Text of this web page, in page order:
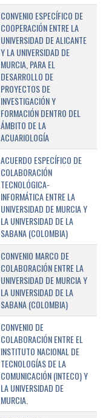
CONVENIO ESPECÍFICO DE
COOPERACIÓN ENTRE LA
UNIVERSIDAD DE ALICANTE
Y LA UNIVERSIDAD DE
MURCIA, PARA EL
DESARROLLO DE
PROYECTOS DE
INVESTIGACIÓN Y
FORMACIÓN DENTRO DEL
ÁMBITO DE LA
ACUARIOLOGÍA
ACUERDO ESPECÍFICO DE
COLABORACIÓN
TECNOLÓGICA-
INFORMÁTICA ENTRE LA
UNIVERSIDAD DE MURCIA Y
LA UNIVERSIDAD DE LA
SABANA (COLOMBIA)
CONVENIO MARCO DE
COLABORACIÓN ENTRE LA
UNIVERSIDAD DE MURCIA Y
LA UNIVERSIDAD DE LA
SABANA (COLOMBIA)
CONVENIO DE
COLABORACIÓN ENTRE EL
INSTITUTO NACIONAL DE
TECNOLOGÍAS DE LA
COMUNICACIÓN (INTECO) Y
LA UNIVERSIDAD DE
MURCIA.